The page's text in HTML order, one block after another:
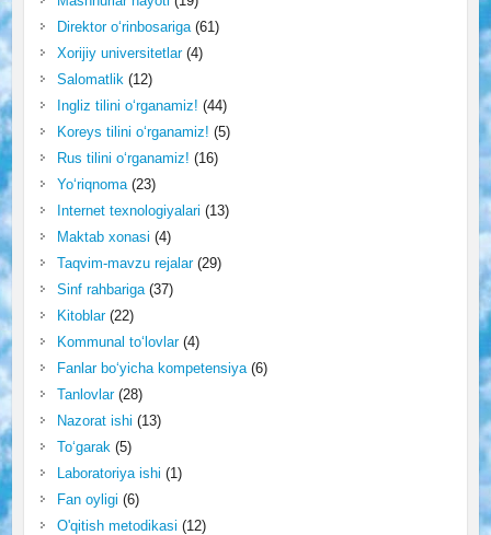
Direktor o‘rinbosariga(61)
Xorijiy universitetlar(4)
Salomatlik(12)
Ingliz tilini o‘rganamiz! (44)
Koreys tilini o‘rganamiz! (5)
Rus tilini o‘rganamiz! (16)
Yo‘riqnoma(23)
Internet texnologiyalari (13)
Maktab xonasi (4)
Taqvim-mavzu rejalar(29)
Sinf rahbariga(37)
Kitoblar(22)
Kommunal to‘lovlar(4)
Fanlar bo‘yicha kompetensiya(6)
Tanlovlar(28)
Nazorat ishi (13)
To‘garak(5)
Laboratoriya ishi (1)
Fan oyligi (6)
O'qitish metodikasi (12)